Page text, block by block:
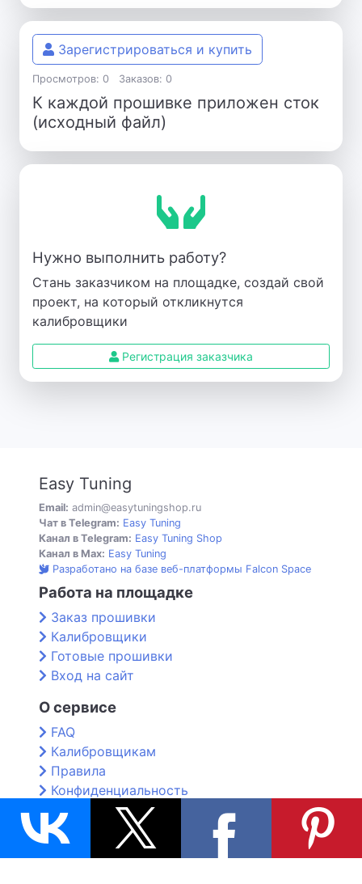
Зарегистрироваться и купить
Просмотров: 0 Заказов: 0
К каждой прошивке приложен сток
(исходный файл)
Нужно выполнить работу?
Стань заказчиком на площадке, создай свой
проект, на который откликнутся
калибровщики
Регистрация заказчика
Easy Tuning
Email: admin@easytuningshop.ru
Чат в Telegram: Easy Tuning
Канал в Telegram: Easy Tuning Shop
Канал в Max: Easy Tuning
Разработано на базе веб-платформы Falcon Space
Работа на площадке
Заказ прошивки
Калибровщики
Готовые прошивки
Вход на сайт
О сервисе
FAQ
Калибровщикам
Правила
Конфиденциальность
Контакты